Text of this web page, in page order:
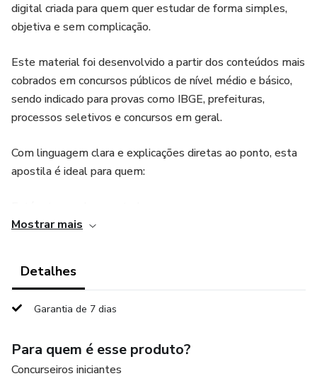
digital criada para quem quer estudar de forma simples,
objetiva e sem complicação.
Este material foi desenvolvido a partir dos conteúdos mais
cobrados em concursos públicos de nível médio e básico,
sendo indicado para provas como IBGE, prefeituras,
processos seletivos e concursos em geral.
Com linguagem clara e explicações diretas ao ponto, esta
apostila é ideal para quem:
Não sabe por onde começar
Tem pouco tempo para estudar
O que você vai encontrar neste material:
Mostrar mais
Detalhes
Garantia de 7 dias
Para quem é esse produto?
Concurseiros iniciantes